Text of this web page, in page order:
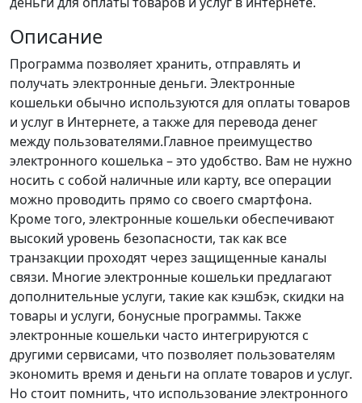
Описание
Программа позволяет хранить, отправлять и
получать электронные деньги. Электронные
кошельки обычно используются для оплаты товаров
и услуг в Интернете, а также для перевода денег
между пользователями.Главное преимущество
электронного кошелька – это удобство. Вам не нужно
носить с собой наличные или карту, все операции
можно проводить прямо со своего смартфона.
Кроме того, электронные кошельки обеспечивают
высокий уровень безопасности, так как все
транзакции проходят через защищенные каналы
связи. Многие электронные кошельки предлагают
дополнительные услуги, такие как кэшбэк, скидки на
товары и услуги, бонусные программы. Также
электронные кошельки часто интегрируются с
другими сервисами, что позволяет пользователям
экономить время и деньги на оплате товаров и услуг.
Но стоит помнить, что использование электронного